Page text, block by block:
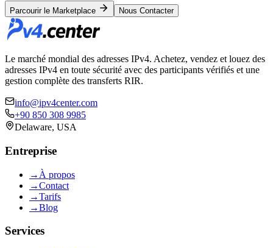
Parcourir le Marketplace Nous Contacter
Le marché mondial des adresses IPv4. Achetez, vendez et louez des
adresses IPv4 en toute sécurité avec des participants vérifiés et une
gestion complète des transferts RIR.
info@ipv4center.com
+90 850 308 9985
Delaware, USA
Entreprise
→ À propos
→Contact
→Tarifs
→Blog
Services